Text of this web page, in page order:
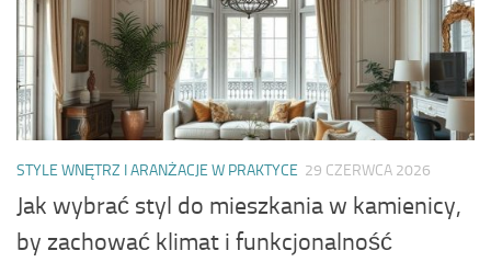
STYLE WNĘTRZ I ARANŻACJE W PRAKTYCE 29 CZERWCA 2026
Jak wybrać styl do mieszkania w kamienicy,
by zachować klimat i funkcjonalność